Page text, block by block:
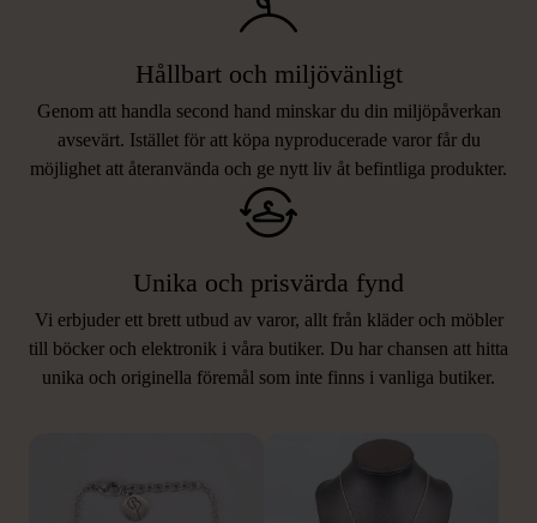
Hållbart och miljövänligt
Genom att handla second hand minskar du din miljöpåverkan
avsevärt. Istället för att köpa nyproducerade varor får du
möjlighet att återanvända och ge nytt liv åt befintliga produkter.
Unika och prisvärda fynd
Vi erbjuder ett brett utbud av varor, allt från kläder och möbler
till böcker och elektronik i våra butiker. Du har chansen att hitta
unika och originella föremål som inte finns i vanliga butiker.
LIKNANDE PRODUKTER
Hitta produkter som påminner om denna